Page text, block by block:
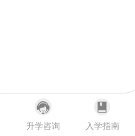
升学咨询 入学指南